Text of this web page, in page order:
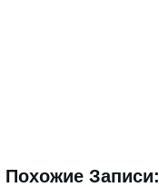
Похожие Записи: